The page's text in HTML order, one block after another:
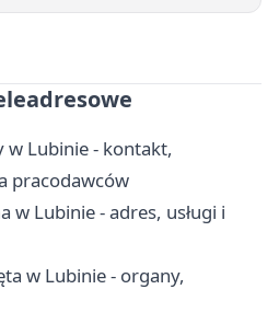
w Lubinie - kontakt,
pracodawców
w Lubinie - adres, usługi i
w Lubinie - organy,